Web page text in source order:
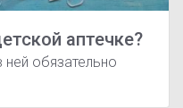
аптечке?
ней обязательно